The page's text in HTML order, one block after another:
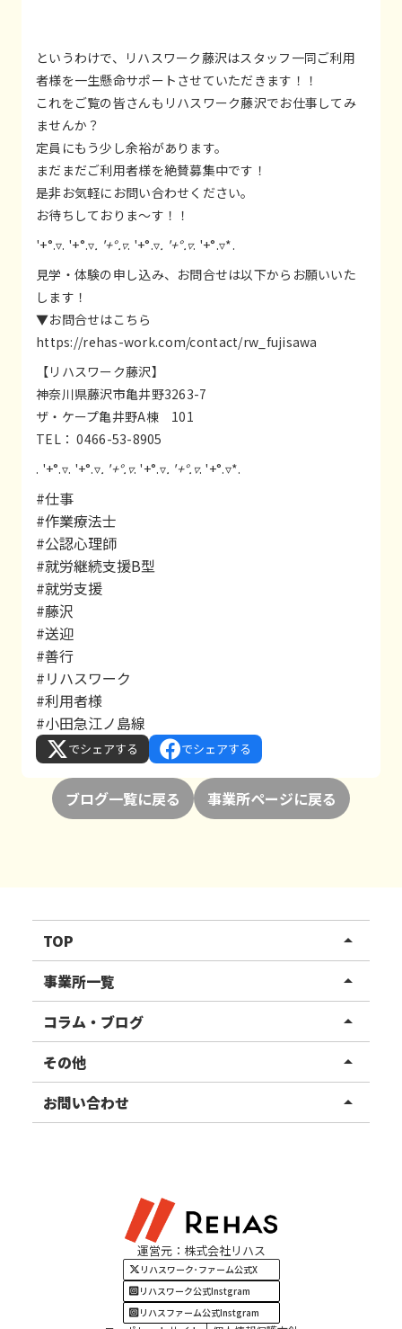
というわけで、リハスワーク藤沢はスタッフ一同ご利用
者様を一生懸命サポートさせていただきます！！
これをご覧の皆さんもリハスワーク藤沢でお仕事してみ
ませんか？
定員にもう少し余裕があります。
まだまだご利用者様を絶賛募集中です！
是非お気軽にお問い合わせください。
お待ちしておりま～す！！
'+°.▿. '+°.▿. '+°.▿. '+°.▿. '+°.▿. '+°.▿*.
見学・体験の申し込み、お問合せは以下からお願いいた
します！
▼お問合せはこちら
https://rehas-work.com/contact/rw_fujisawa
【リハスワーク藤沢】
神奈川県藤沢市亀井野3263-7
ザ・ケープ亀井野A棟 101
TEL： 0466-53-8905
. '+°.▿. '+°.▿. '+°.▿. '+°.▿. '+°.▿. '+°.▿*.
#仕事
#作業療法士
#公認心理師
#就労継続支援B型
#就労支援
#藤沢
#送迎
#善行
#リハスワーク
#利用者様
#小田急江ノ島線
でシェアする でシェアする
ブログ一覧に戻る 事業所ページに戻る
TOP arrow_drop_up
リハスワーク
リハスファーム
事業所一覧 arrow_drop_up
関東エリア
東北エリア
甲信越エリア
四国・九州エリア
コラム・ブログ arrow_drop_up
事業所ブログ
ご利用者様の声
その他 arrow_drop_up
お知らせ
お問い合わせ arrow_drop_up
運営元：株式会社リハス
リハスワーク･ファーム公式X
リハスワーク公式Instgram
リハスファーム公式Instgram